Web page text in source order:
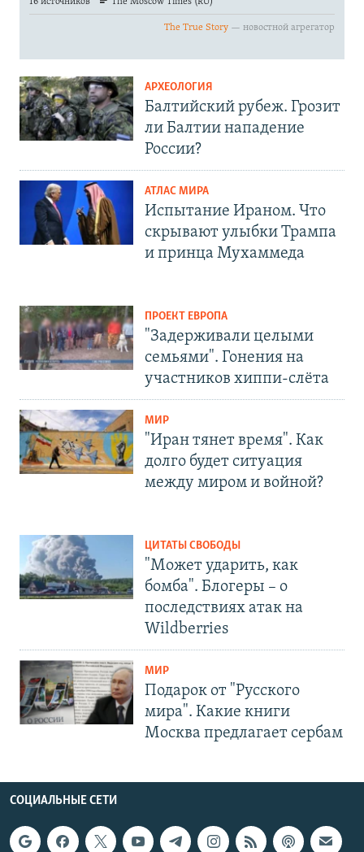
АРХЕОЛОГИЯ
Балтийский рубеж. Грозит
ли Балтии нападение
России?
АТЛАС МИРА
Испытание Ираном. Что
скрывают улыбки Трампа
и принца Мухаммеда
ПРОЕКТ ЕВРОПА
"Задерживали целыми
семьями". Гонения на
участников хиппи-слёта
МИР
"Иран тянет время". Как
долго будет ситуация
между миром и войной?
ЦИТАТЫ СВОБОДЫ
"Может ударить, как
бомба". Блогеры – о
последствиях атак на
Wildberries
МИР
Подарок от "Русского
мира". Какие книги
Москва предлагает сербам
СОЦИАЛЬНЫЕ СЕТИ